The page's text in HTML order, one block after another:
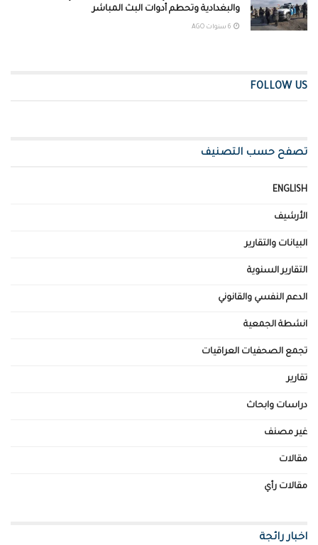
والبغدادية وتحطم أدوات البث المباشر
FOLLOW US
تصفح حسب التصنيف
ENGLISH
الأرشيف
البيانات والتقارير
التقارير السنوية
الدعم النفسي والقانوني
انشطة الجمعية
تجمع الصحفيات العراقيات
تقارير
دراسات وابحاث
غير مصنف
مقالات
مقالات رأي
اخبار رائجة